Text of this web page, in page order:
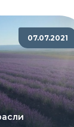
07.07.2021